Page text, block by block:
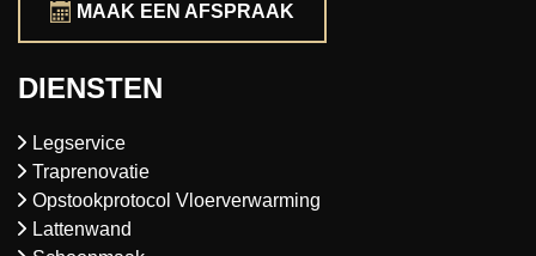
MAAK EEN AFSPRAAK
DIENSTEN
Legservice
Traprenovatie
Opstookprotocol Vloerverwarming
Lattenwand